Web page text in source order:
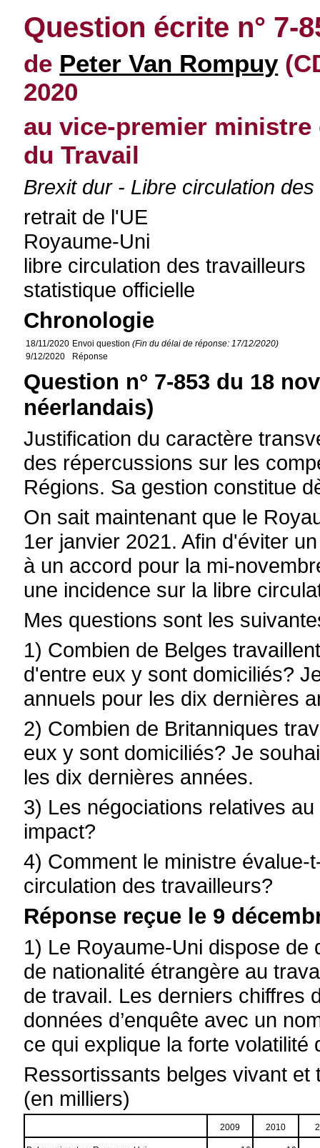
Question écrite n° 7-
de Peter Van Rompuy
2020
au vice-premier
du Travail
Brexit dur - Libre circulation
retrait de l'UE
Royaume-Uni
libre circulation des travailleurs
statistique officielle
Chronologie
18/11/2020 Envoi question(Fin du délai de réponse: 17/12/2020)
9/12/2020
Réponse
Question n° 7-853 du 18
néerlandais)
Justification du caractère
des répercussions sur les
Régions. Sa gestion constitue
On sait maintenant que le
1er janvier 2021. Afin d'éviter
à un accord pour la mi-
une incidence sur la libre
Mes questions sont les
1) Combien de Belges
d'entre eux y sont domiciliés?
annuels pour les dix dernières
2) Combien de Britanniques
eux y sont domiciliés? Je
les dix dernières années.
3) Les négociations relatives
impact?
4) Comment le ministre
circulation des travailleurs?
Réponse reçue le 9
1) Le Royaume-Uni dispose
de nationalité étrangère au
de travail. Les derniers chiffres
données d’enquête avec un
ce qui explique la forte volatilité
Ressortissants belges vivant
(en milliers)
2009 2010